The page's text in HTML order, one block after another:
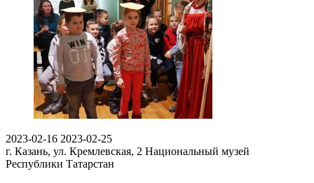
2023-02-16 2023-02-25
г. Казань, ул. Кремлевская, 2 Национальный музей
Республики Татарстан